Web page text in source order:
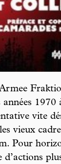
1970
vite
vieux
Pour
d’actions